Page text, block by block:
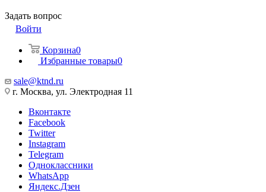
Задать вопрос
Войти
Корзина0
Избранные товары0
sale@ktnd.ru
г. Москва, ул. Электродная 11
Вконтакте
Facebook
Twitter
Instagram
Telegram
Одноклассники
WhatsApp
Яндекс.Дзен